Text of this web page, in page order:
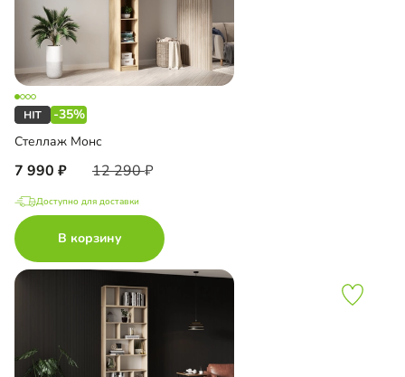
-35%
Стеллаж Монс
7 990 12 290
Доступно для доставки
В корзину